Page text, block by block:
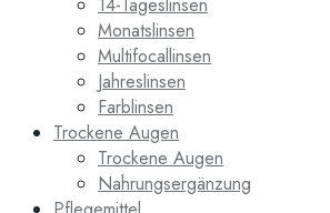
Monatslinsen
Multifocallinsen
Jahreslinsen
Farblinsen
Trockene Augen
Trockene Augen
Nahrungsergänzung